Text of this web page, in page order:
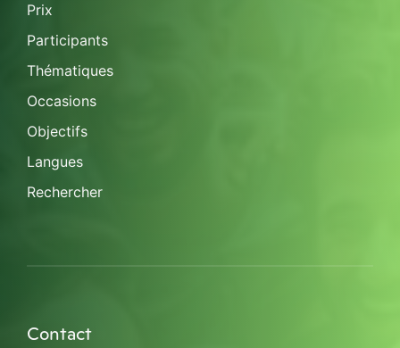
Prix
Participants
Thématiques
Occasions
Objectifs
Langues
Rechercher
Contact